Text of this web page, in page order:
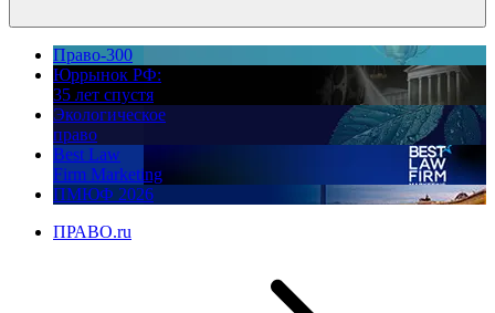
Право-300
Юррынок РФ:
35 лет спустя
Экологическое
право
Best Law
Firm Marketing
ПМЮФ 2026
ПРАВО.ru